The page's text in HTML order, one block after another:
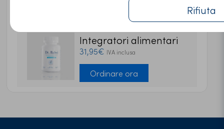
Integratori alimentari
31,95€ IVA inclusa
Ordinare ora
Rifiuta